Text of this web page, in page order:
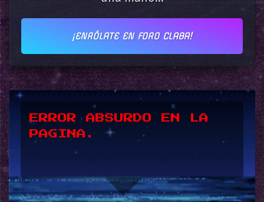
¡ENRÓLATE EN FORO CLABA!
*UPSSS*